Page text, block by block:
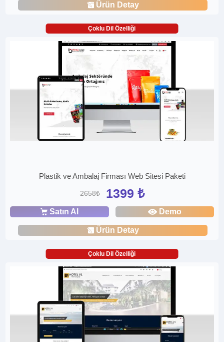
Ürün Detay
Çoklu Dil Özelliği
Plastik ve Ambalaj Firması Web Sitesi Paketi
2658₺ 1399 ₺
Satın Al Demo
Ürün Detay
Çoklu Dil Özelliği